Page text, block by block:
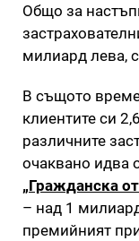
Общо за
милиард лева,
В същото
клиентите си
различните
очаквано идва
„Гражданска
– над 1
премийният